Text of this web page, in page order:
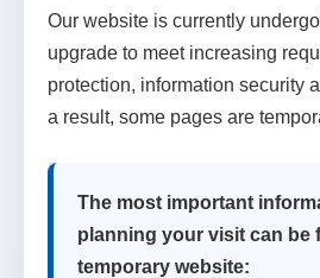
Our website is currently
upgrade to meet increasing
protection, information security
a result, some pages are
The most important
planning your visit can be
temporary website: